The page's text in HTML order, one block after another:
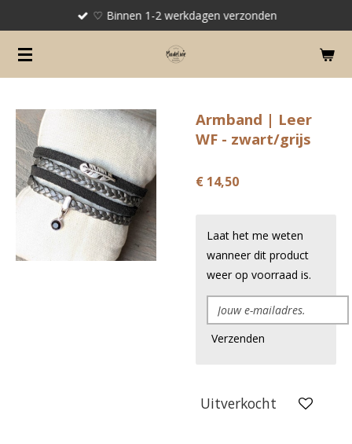
naar
de
♡ Binnen 1-2 werkdagen verzonden
Armband | Leer
WF - zwart/grijs
€ 14,50
Laat het me weten
wanneer dit product
weer op voorraad is.
Verzenden
Uitverkocht